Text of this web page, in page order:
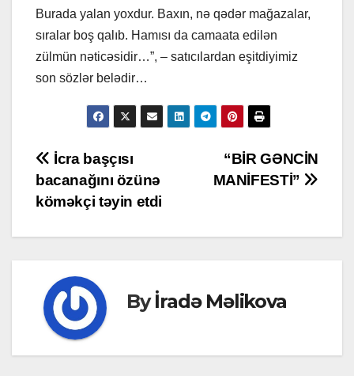
Burada yalan yoxdur. Baxın, nə qədər mağazalar,
sıralar boş qalıb. Hamısı da camaata edilən
zülmün nəticəsidir…”, – satıcılardan eşitdiyimiz
son sözlər belədir…
Post
navigation
“BİR GƏNCİN
MANİFESTİ”
İcra başçısı
bacanağını özünə
köməkçi təyin etdi
Byİradə Məlikova